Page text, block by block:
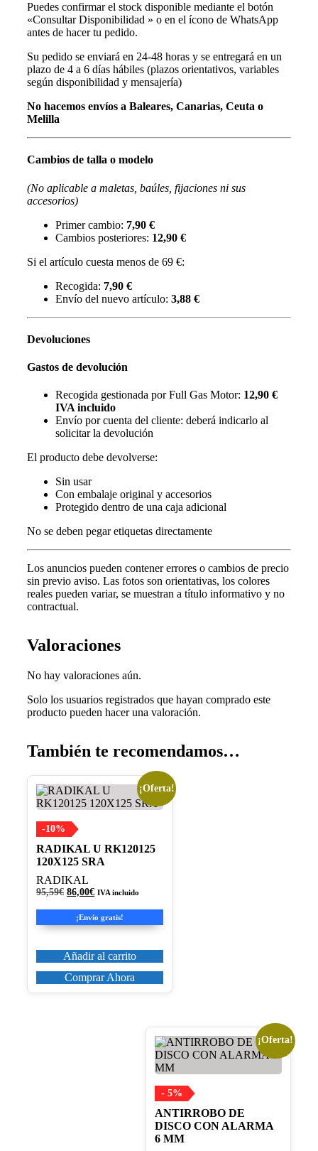
Puedes confirmar el stock disponible mediante el botón
«Consultar Disponibilidad » o en el ícono de WhatsApp
antes de hacer tu pedido.
Su pedido se enviará en 24-48 horas y se entregará en un
plazo de 4 a 6 días hábiles (plazos orientativos, variables
según disponibilidad y mensajería)
No hacemos envíos a Baleares, Canarias, Ceuta o
Melilla
Cambios de talla o modelo
(No aplicable a maletas, baúles, fijaciones ni sus
accesorios)
Primer cambio: 7,90 €
Cambios posteriores: 12,90 €
Si el artículo cuesta menos de 69 €:
Recogida: 7,90 €
Envío del nuevo artículo: 3,88 €
Devoluciones
Gastos de devolución
Recogida gestionada por Full Gas Motor: 12,90 €
IVA incluido
Envío por cuenta del cliente: deberá indicarlo al
solicitar la devolución
El producto debe devolverse:
Sin usar
Con embalaje original y accesorios
Protegido dentro de una caja adicional
No se deben pegar etiquetas directamente
Los anuncios pueden contener errores o cambios de precio
sin previo aviso. Las fotos son orientativas, los colores
reales pueden variar, se muestran a título informativo y no
contractual.
Valoraciones
No hay valoraciones aún.
Solo los usuarios registrados que hayan comprado este
producto pueden hacer una valoración.
También te recomendamos…
¡Oferta!
-10%
RADIKAL U RK120125
120X125 SRA
RADIKAL
95,59€ El
original
era:
86,00€El
actual
es:
IVA incluido
¡Envío gratis!
Añadir al carrito
Comprar Ahora
¡Oferta!
- 5%
ANTIRROBO DE
DISCO CON ALARMA
6 MM